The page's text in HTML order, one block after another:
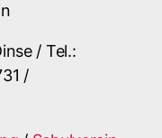
/ Tel.:
/